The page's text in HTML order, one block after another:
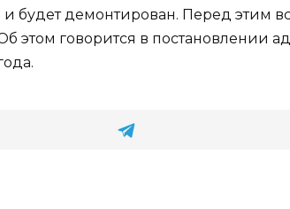
будет демонтирован. Перед этим
этом говорится в постановлении